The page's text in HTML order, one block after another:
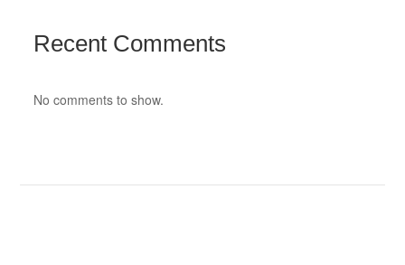
Recent Comments
No comments to show.